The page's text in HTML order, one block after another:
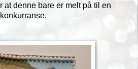
at denne bare er melt på til en
konkurranse.